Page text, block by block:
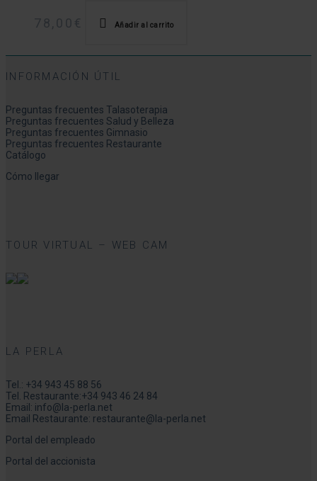
78,00 € Añadir al carrito
INFORMACIÓN ÚTIL
Preguntas frecuentes Talasoterapia
Preguntas frecuentes Salud y Belleza
Preguntas frecuentes Gimnasio
Preguntas frecuentes Restaurante
Catálogo
Cómo llegar
TOUR VIRTUAL – WEB CAM
LA PERLA
Tel.: +34 943 45 88 56
Tel. Restaurante:+34 943 46 24 84
Email: info@la-perla.net
Email Restaurante: restaurante@la-perla.net
Portal del empleado
Portal del accionista